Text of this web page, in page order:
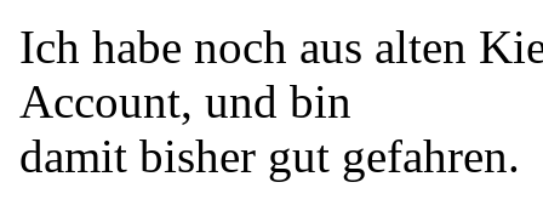
Ich habe noch aus alten
Account, und bin
damit bisher gut gefahren.